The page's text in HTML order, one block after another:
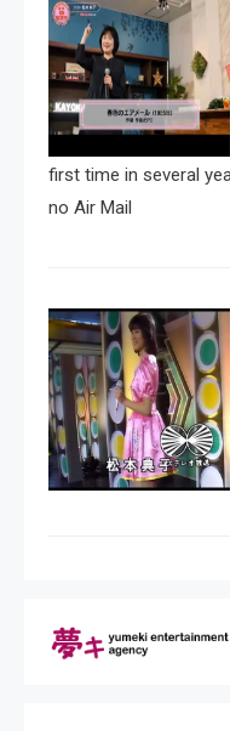
first time in several
no Air Mail